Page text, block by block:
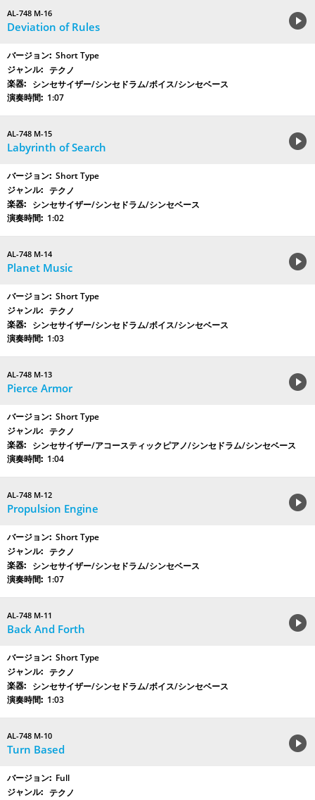
AL-748 M-16
Deviation of Rules
Short Type
テクノ
シンセサイザー/シンセドラム/ボイス/シンセベース
1:07
AL-748 M-15
Labyrinth of Search
Short Type
テクノ
シンセサイザー/シンセドラム/シンセベース
1:02
AL-748 M-14
Planet Music
Short Type
テクノ
シンセサイザー/シンセドラム/ボイス/シンセベース
1:03
AL-748 M-13
Pierce Armor
Short Type
テクノ
シンセサイザー/アコースティックピアノ/シンセドラム/シンセベース
1:04
AL-748 M-12
Propulsion Engine
Short Type
テクノ
シンセサイザー/シンセドラム/シンセベース
1:07
AL-748 M-11
Back And Forth
Short Type
テクノ
シンセサイザー/シンセドラム/ボイス/シンセベース
1:03
AL-748 M-10
Turn Based
Full
テクノ